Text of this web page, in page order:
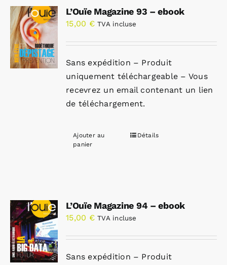
L’Ouïe Magazine 93 – ebook
15,00 € TVA incluse
Sans expédition – Produit
uniquement téléchargeable – Vous
recevrez un email contenant un lien
de téléchargement.
Ajouter au
panier
Détails
L’Ouïe Magazine 94 – ebook
15,00 € TVA incluse
Sans expédition – Produit